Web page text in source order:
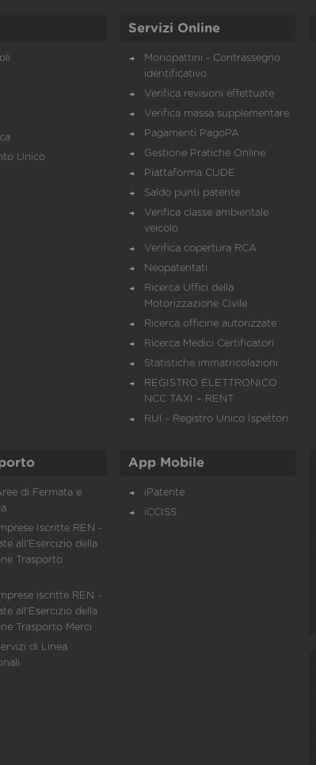
Unico
Servizi Online
Monopattini - Contrassegno
identificativo
Verifica revisioni effettuate
Verifica massa supplementare
Pagamenti PagoPA
Gestione Pratiche Online
Piattaforma CUDE
Saldo punti patente
Verifica classe ambientale
veicolo
Verifica copertura RCA
Neopatentati
Ricerca Uffici della
Motorizzazione Civile
Ricerca officine autorizzate
Ricerca Medici Certificatori
Statistiche immatricolazioni
REGISTRO ELETTRONICO
NCC TAXI – RENT
RUI - Registro Unico Ispettori
di Fermata e
Iscritte REN -
all'Esercizio della
Trasporto
iscritte REN -
all'Esercizio della
Trasporto Merci
di Linea
App Mobile
iPatente
iCCISS